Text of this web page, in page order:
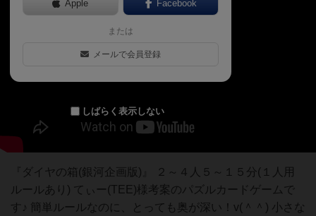
『ダイヤの箱(銀河企画版)』 ２～４人５～１５分(１人用
ルールあり) てぃー(TEE)様考案のパズルカードゲームで
す♪ 簡単ルールなのに、とっても奥が深い！v(＾＾) 小さな
Apple Facebook
または
メールで会員登録
しばらく表示しない